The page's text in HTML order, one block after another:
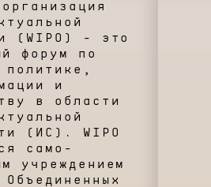
(WIPO) - это
форум по
и
в области
(ИС). WIPO
само-
учреждением